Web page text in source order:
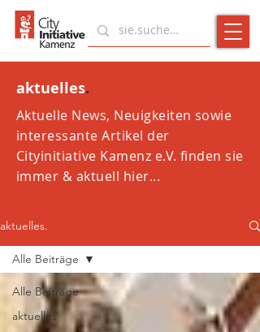
aktuelles.
Aktuelle News, Neuigkeiten sowie
interessante Artikel der
Cityinitiative Kamenz e.V. finden sie
immer & aktuell hier...
aktuelles.
Alle Beiträge
aktuelles
Alle Beiträge